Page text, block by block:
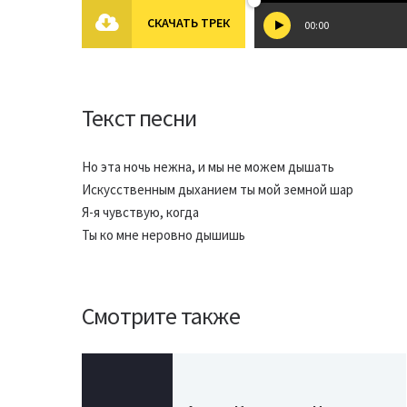
СКАЧАТЬ ТРЕК 00:00
Текст песни
Но эта ночь нежна, и мы не можем дышать
Искусственным дыханием ты мой земной шар
Я-я чувствую, когда
Ты ко мне неровно дышишь
Смотрите также